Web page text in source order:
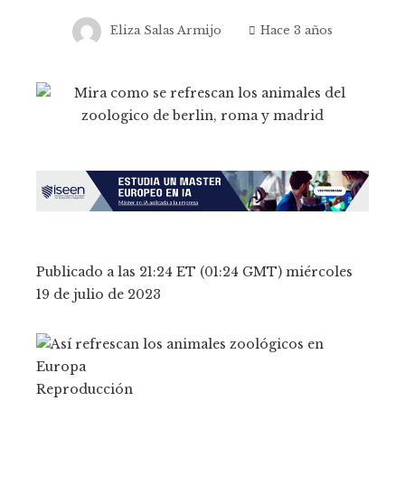
Eliza Salas Armijo Hace 3 años
Publicado a las 21:24 ET (01:24 GMT) miércoles
19 de julio de 2023
Reproducción